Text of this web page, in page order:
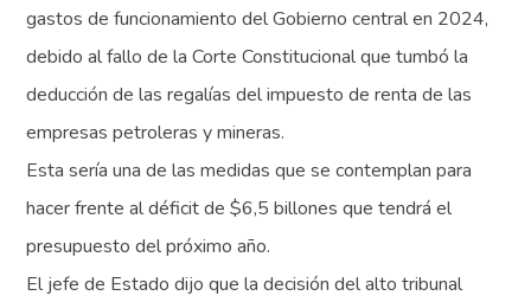
gastos de funcionamiento del Gobierno central en 2024,
debido al fallo de la Corte Constitucional que tumbó la
deducción de las regalías del impuesto de renta de las
empresas petroleras y mineras.
Esta sería una de las medidas que se contemplan para
hacer frente al déficit de $6,5 billones que tendrá el
presupuesto del próximo año.
El jefe de Estado dijo que la decisión del alto tribunal